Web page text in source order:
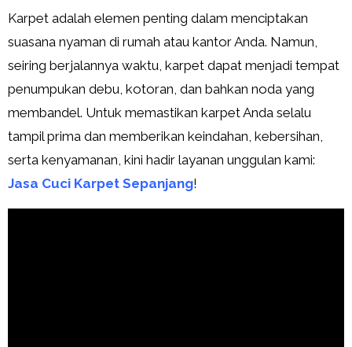
Karpet adalah elemen penting dalam menciptakan
suasana nyaman di rumah atau kantor Anda. Namun,
seiring berjalannya waktu, karpet dapat menjadi tempat
penumpukan debu, kotoran, dan bahkan noda yang
membandel. Untuk memastikan karpet Anda selalu
tampil prima dan memberikan keindahan, kebersihan,
serta kenyamanan, kini hadir layanan unggulan kami:
Jasa Cuci Karpet Sepanjang!